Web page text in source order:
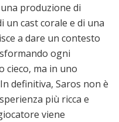
produzione di
un cast corale e di una
a dare un contesto
ogni
cieco, ma in uno
definitiva, Saros non è
più ricca e
viene